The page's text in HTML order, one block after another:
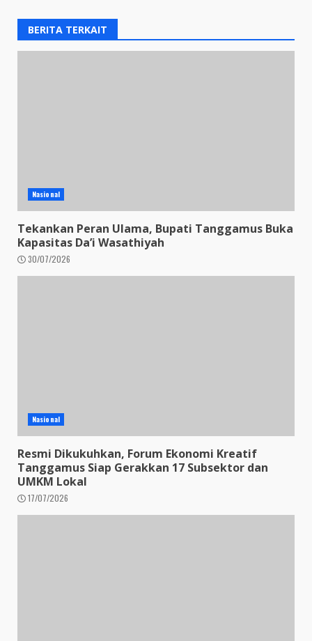
BERITA TERKAIT
Nasional
Tekankan Peran Ulama, Bupati Tanggamus Buka
Kapasitas Da’i Wasathiyah
30/07/2026
Nasional
Resmi Dikukuhkan, Forum Ekonomi Kreatif
Tanggamus Siap Gerakkan 17 Subsektor dan
UMKM Lokal
17/07/2026